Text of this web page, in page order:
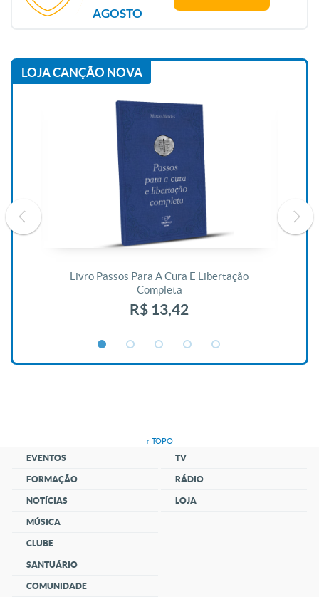
AGOSTO
LOJA CANÇÃO NOVA
Livro Passos Para A Cura E Libertação
Completa
R$ 13,42
↑ TOPO
EVENTOS
FORMAÇÃO
NOTÍCIAS
MÚSICA
CLUBE
SANTUÁRIO
COMUNIDADE
TV
RÁDIO
LOJA